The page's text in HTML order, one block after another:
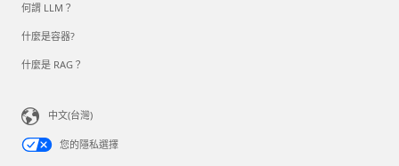
何謂 LLM？
什麼是容器?
什麼是 RAG？
中文(台灣)
您的隱私選擇